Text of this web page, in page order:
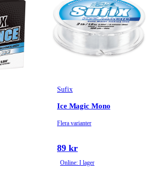
Sufix
Ice Magic Mono
Flera varianter
89 kr
Online: I lager